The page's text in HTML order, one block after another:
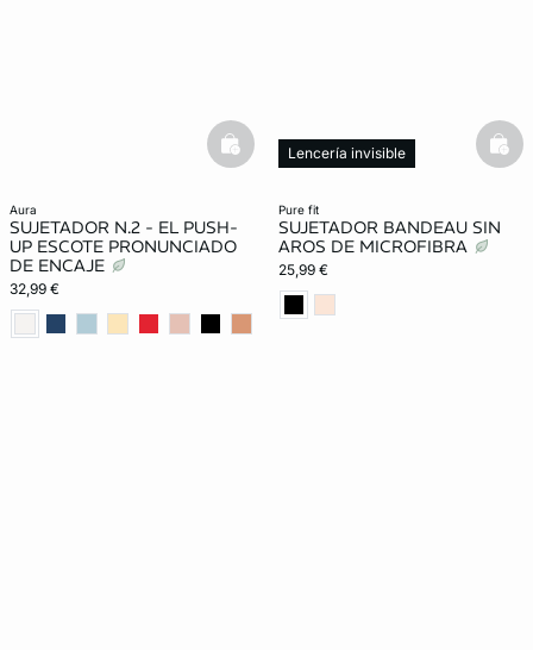
aura
SUJETADOR N.2 - EL PUSH-
UP ESCOTE PRONUNCIADO
DE ENCAJE
32,99 €
basketfull
pure fit
SUJETADOR BANDEAU SIN
AROS DE MICROFIBRA
25,99 €
Lencería invisible